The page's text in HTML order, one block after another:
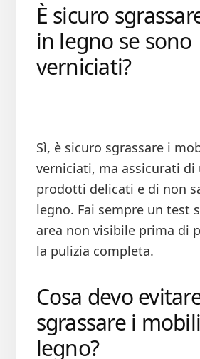
È sicuro
in legno se sono
verniciati?
Sì, è sicuro sgrassare i
verniciati, ma assicurati di
prodotti delicati e di non
legno. Fai sempre un test
area non visibile prima di
la pulizia completa.
Cosa devo
sgrassare i
legno?